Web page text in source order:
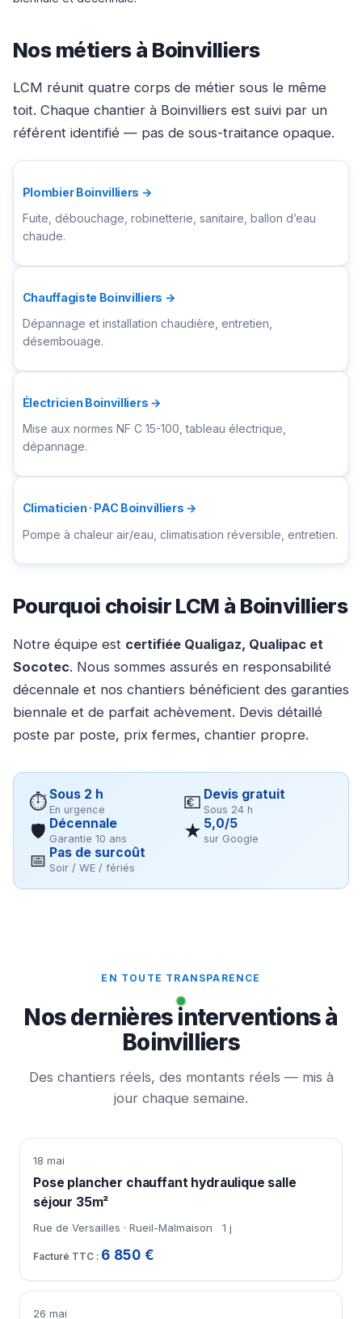
Nos métiers à Boinvilliers
LCM réunit quatre corps de métier sous le même
toit. Chaque chantier à Boinvilliers est suivi par un
référent identifié — pas de sous-traitance opaque.
Plombier Boinvilliers →
Fuite, débouchage, robinetterie, sanitaire, ballon d’eau
chaude.
Chauffagiste Boinvilliers →
Dépannage et installation chaudière, entretien,
désembouage.
Électricien Boinvilliers →
Mise aux normes NF C 15-100, tableau électrique,
dépannage.
Climaticien · PAC Boinvilliers →
Pompe à chaleur air/eau, climatisation réversible, entretien.
Pourquoi choisir LCM à Boinvilliers
Notre équipe est certifiée Qualigaz, Qualipac et
Socotec. Nous sommes assurés en responsabilité
décennale et nos chantiers bénéficient des garanties
biennale et de parfait achèvement. Devis détaillé
poste par poste, prix fermes, chantier propre.
⏱Sous 2 h
En urgence 💶 Devis gratuit
Sous 24 h
🛡 Décennale
Garantie 10 ans ★ 5,0/5
sur Google
📅 Pas de surcoût
Soir / WE / fériés
EN TOUTE TRANSPARENCE
Nos dernières interventions à
Boinvilliers
Des chantiers réels, des montants réels — mis à
jour chaque semaine.
18 mai
Pose plancher chauffant hydraulique salle
séjour 35m²
Rue de Versailles · Rueil-Malmaison 1 j
6 850 €
26 mai